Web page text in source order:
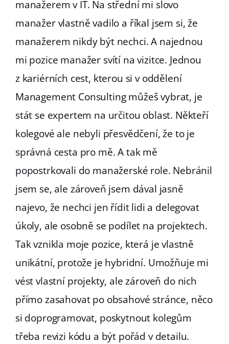
manažerem v IT. Na střední mi slovo
manažer vlastně vadilo a říkal jsem si, že
manažerem nikdy být nechci. A najednou
mi pozice manažer svítí na vizitce. Jednou
z kariérních cest, kterou si v oddělení
Management Consulting můžeš vybrat, je
stát se expertem na určitou oblast. Někteří
kolegové ale nebyli přesvědčení, že to je
správná cesta pro mě. A tak mě
popostrkovali do manažerské role. Nebránil
jsem se, ale zároveň jsem dával jasně
najevo, že nechci jen řídit lidi a delegovat
úkoly, ale osobně se podílet na projektech.
Tak vznikla moje pozice, která je vlastně
unikátní, protože je hybridní. Umožňuje mi
vést vlastní projekty, ale zároveň do nich
přímo zasahovat po obsahové stránce, něco
si doprogramovat, poskytnout kolegům
třeba revizi kódu a být pořád v detailu.